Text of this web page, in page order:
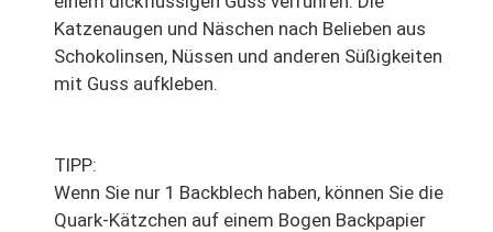
Katzenaugen und Näschen nach Belieben aus
Schokolinsen, Nüssen und anderen Süßigkeiten
mit Guss aufkleben.
TIPP:
Wenn Sie nur 1 Backblech haben, können Sie die
Quark-Kätzchen auf einem Bogen Backpapier